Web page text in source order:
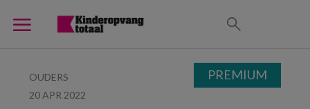
OUDERS
20 APR 2022
PREMIUM